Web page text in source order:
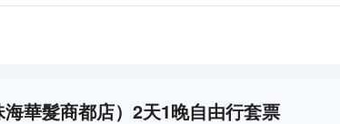
海華髮商都店）2天1晚自由行套票